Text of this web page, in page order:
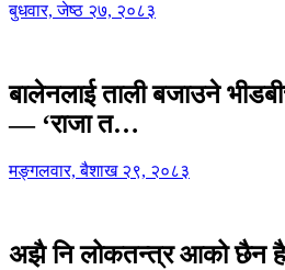
बुधवार, जेष्ठ २७, २०८३
बालेनलाई ताली बजाउने
— ‘राजा त…
मङ्गलवार, बैशाख २९, २०८३
अझै नि लोकतन्त्र आको छैन